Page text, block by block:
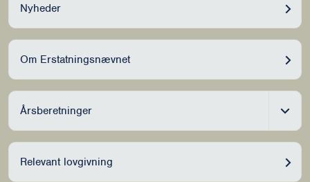
Nyheder
Om Erstatningsnævnet
Årsberetninger
Relevant lovgivning